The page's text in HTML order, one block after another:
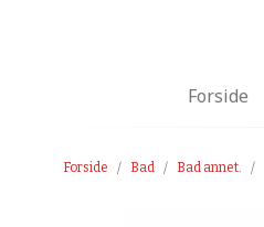
Forside
Forside Bad Bad annet.